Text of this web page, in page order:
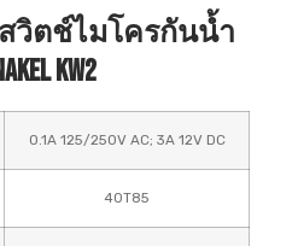
ตช์ไมโครกันน้ำ
KW2
0.1A 125/250V AC; 3A 12V DC
40T85